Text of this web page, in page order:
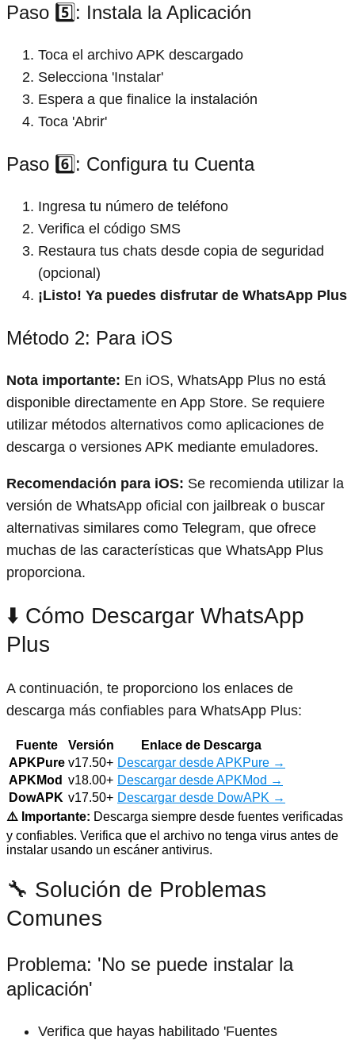
Paso 5️⃣: Instala la Aplicación
Toca el archivo APK descargado
Selecciona 'Instalar'
Espera a que finalice la instalación
Toca 'Abrir'
Paso 6️⃣: Configura tu Cuenta
Ingresa tu número de teléfono
Verifica el código SMS
Restaura tus chats desde copia de seguridad
(opcional)
¡Listo! Ya puedes disfrutar de WhatsApp Plus
Método 2: Para iOS
Nota importante: En iOS, WhatsApp Plus no está
disponible directamente en App Store. Se requiere
utilizar métodos alternativos como aplicaciones de
descarga o versiones APK mediante emuladores.
Recomendación para iOS: Se recomienda utilizar la
versión de WhatsApp oficial con jailbreak o buscar
alternativas similares como Telegram, que ofrece
muchas de las características que WhatsApp Plus
proporciona.
⬇️ Cómo Descargar WhatsApp
Plus
A continuación, te proporciono los enlaces de
descarga más confiables para WhatsApp Plus:
Fuente Versión
Enlace de Descarga
APKPure v17.50+ Descargar desde APKPure →
APKMod v18.00+ Descargar desde APKMod →
DowAPK v17.50+ Descargar desde DowAPK →
⚠️ Importante: Descarga siempre desde fuentes verificadas
y confiables. Verifica que el archivo no tenga virus antes de
instalar usando un escáner antivirus.
🔧 Solución de Problemas
Comunes
Problema: 'No se puede instalar la
aplicación'
Verifica que hayas habilitado 'Fuentes